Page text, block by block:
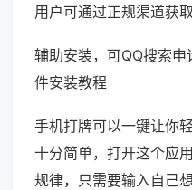
用户可通过正规渠道获取
辅助安装，可QQ搜索
件安装教程
手机打牌可以一键让你
十分简单，打开这个应
规律，只需要输入自己